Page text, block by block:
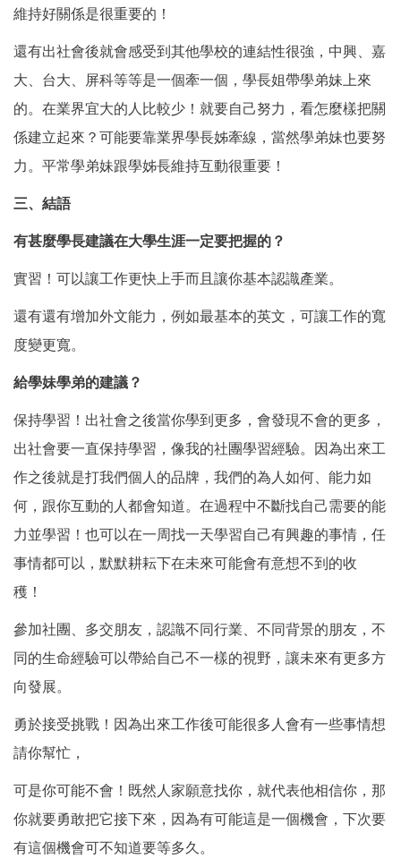
維持好關係是很重要的！
還有出社會後就會感受到其他學校的連結性很強，中興、嘉
大、台大、屏科等等是一個牽一個，學長姐帶學弟妹上來
的。在業界宜大的人比較少！就要自己努力，看怎麼樣把關
係建立起來？可能要靠業界學長姊牽線，當然學弟妹也要努
力。平常學弟妹跟學姊長維持互動很重要！
三、結語
有甚麼學長建議在大學生涯一定要把握的？
實習！可以讓工作更快上手而且讓你基本認識產業。
還有還有增加外文能力，例如最基本的英文，可讓工作的寬
度變更寬。
給學妹學弟的建議？
保持學習！出社會之後當你學到更多，會發現不會的更多，
出社會要一直保持學習，像我的社團學習經驗。因為出來工
作之後就是打我們個人的品牌，我們的為人如何、能力如
何，跟你互動的人都會知道。在過程中不斷找自己需要的能
力並學習！也可以在一周找一天學習自己有興趣的事情，任
事情都可以，默默耕耘下在未來可能會有意想不到的收
穫！
參加社團、多交朋友，認識不同行業、不同背景的朋友，不
同的生命經驗可以帶給自己不一樣的視野，讓未來有更多方
向發展。
勇於接受挑戰！因為出來工作後可能很多人會有一些事情想
請你幫忙，
可是你可能不會！既然人家願意找你，就代表他相信你，那
你就要勇敢把它接下來，因為有可能這是一個機會，下次要
有這個機會可不知道要等多久。